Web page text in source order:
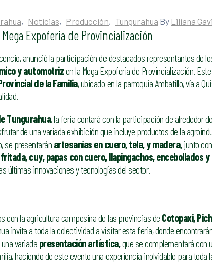
‚ Noticias‚ Producción‚ Tungurahua By Liliana
Expoferia de Provincialización
anunció la participación de destacados representantes de
y automotrizen la Mega Expoferia de Provincialización.
de la Familia, ubicado en la parroquia Ambatillo, vía a
Tungurahua, la feria contará con la participación de alrededor de
de una variada exhibición que incluye productos de la
se presentarán artesanías en cuero, tela, y madera,junto
fritada, cuy, papas con cuero, llapingachos, encebollados
últimas innovaciones y tecnologías del sector.
con la agricultura campesina de las provincias de Cotopaxi,
invita a toda la colectividad a visitar esta feria, donde
variada presentación artística,que se complementará con
haciendo de este evento una experiencia inolvidable para toda